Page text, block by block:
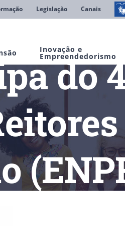
Legislação Canais
Inovação e
Empreendedorismo
do